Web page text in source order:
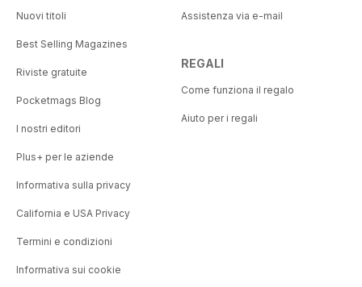
Nuovi titoli
Best Selling Magazines
Riviste gratuite
Pocketmags Blog
I nostri editori
Plus+ per le aziende
Informativa sulla privacy
California e USA Privacy
Termini e condizioni
Informativa sui cookie
Assistenza via e-mail
REGALI
Come funziona il regalo
Aiuto per i regali